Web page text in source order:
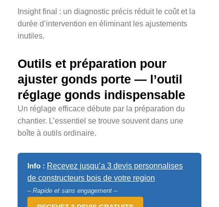
Insight final : un diagnostic précis réduit le coût et la
durée d’intervention en éliminant les ajustements
inutiles.
Outils et préparation pour
ajuster gonds porte — l’outil
réglage gonds indispensable
Un réglage efficace débute par la préparation du
chantier. L’essentiel se trouve souvent dans une
boîte à outils ordinaire.
Info : Recevez jusqu’a 3 devis personnalises
de constructeurs bois de votre region
– Rapide et sans engagement –